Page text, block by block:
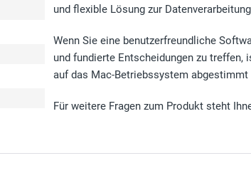
und flexible Lösung zur
Wenn Sie eine benutzerfreundliche
und fundierte Entscheidungen zu treffen,
auf das Mac-Betriebssystem
Für weitere Fragen zum Produkt steht